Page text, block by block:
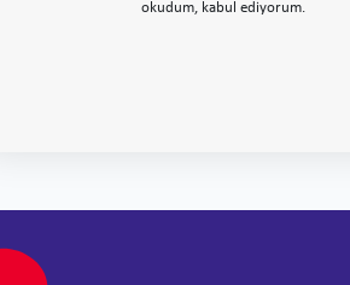
okudum, kabul ediyorum.